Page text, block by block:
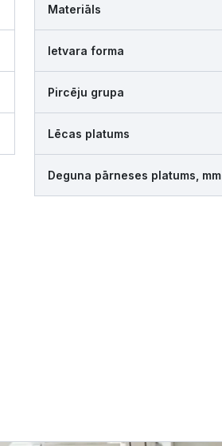
Materiāls
Ietvara forma
Pircēju grupa
Lēcas platums
Deguna pārneses platums, mm